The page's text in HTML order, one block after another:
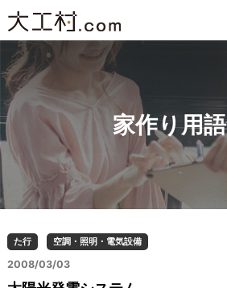
家作り用
た行 空調・照明・電気設備
2008/03/03